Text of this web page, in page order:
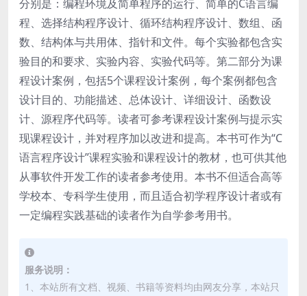
分别是：编程环境及简单程序的运行、简单的C语言编
程、选择结构程序设计、循环结构程序设计、数组、函
数、结构体与共用体、指针和文件。每个实验都包含实
验目的和要求、实验内容、实验代码等。第二部分为课
程设计案例，包括5个课程设计案例，每个案例都包含
设计目的、功能描述、总体设计、详细设计、函数设
计、源程序代码等。读者可参考课程设计案例与提示实
现课程设计，并对程序加以改进和提高。本书可作为“C
语言程序设计”课程实验和课程设计的教材，也可供其他
从事软件开发工作的读者参考使用。本书不但适合高等
学校本、专科学生使用，而且适合初学程序设计者或有
一定编程实践基础的读者作为自学参考用书。
服务说明：
1、本站所有文档、视频、书籍等资料均由网友分享，本站只